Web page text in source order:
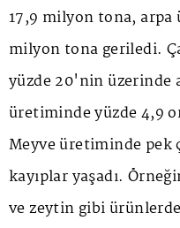
17,9 milyon tona, arpa
milyon tona geriledi.
yüzde 20'nin üzerinde
üretiminde yüzde 4,9
Meyve üretiminde
kayıplar yaşadı.
ve zeytin gibi